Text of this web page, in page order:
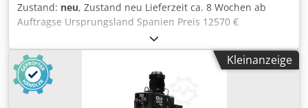
Zustand: neu, Zustand neu Lieferzeit ca. 8 Wochen ab
Auftragse Ursprungsland Spanien Preis 12570 €
Leasingrate 241.34 € Bohrleistung in Baustahl 50 mm
Aufnahme MK 4 Ausladung 350 mm Drehzahlen 93 - 152 -
204 - 298 - 44 U/min Motorleistung 3 kW
Gewindeschneidleistung M35 Länge 480 mm Breite 755
mm Höhe 2265 mm Gewicht 435 kg Vorschübe 0,1 / 0,18 /
Kleinanzeige